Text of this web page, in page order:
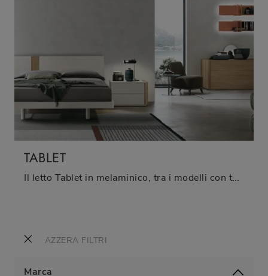
AZZERA FILTRI
Marca
TABLET
Il letto Tablet in melaminico, tra i modelli con testiera matrimoniali moderni di Tomasella, è pensato per garantirti il sonno più profondo.